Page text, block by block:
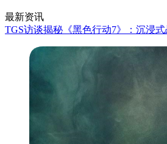
最新资讯
TGS访谈揭秘《黑色行动7》：沉浸